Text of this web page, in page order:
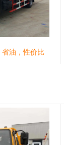
省油，性价比